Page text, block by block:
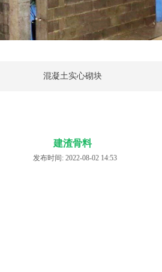
混凝土实心砌块
建渣骨料
发布时间: 2022-08-02 14:53